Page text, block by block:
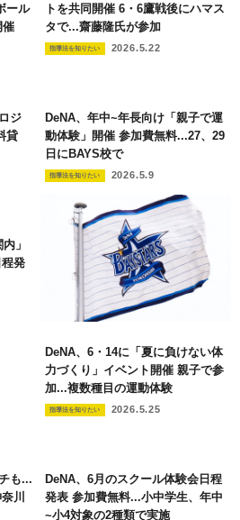
ール
催
トを共同開催 6・6鷹戦後にハマス
タで...齋藤隆氏が参加
指導法を知りたい 2026.5.22
ジ
貸
DeNA、年中~年長向け「親子で運
動体験」開催 参加費無料...27、29
日にBAYS校で
指導法を知りたい 2026.5.9
」
発
DeNA、6・14に「夏に負けない体
力づくり」イベント開催 親子で参
加...複数種目の運動体験
指導法を知りたい 2026.5.25
も...
川
DeNA、6月のスクール体験会日程
発表 参加費無料...小中学生、年中
~小4対象の2種類で実施